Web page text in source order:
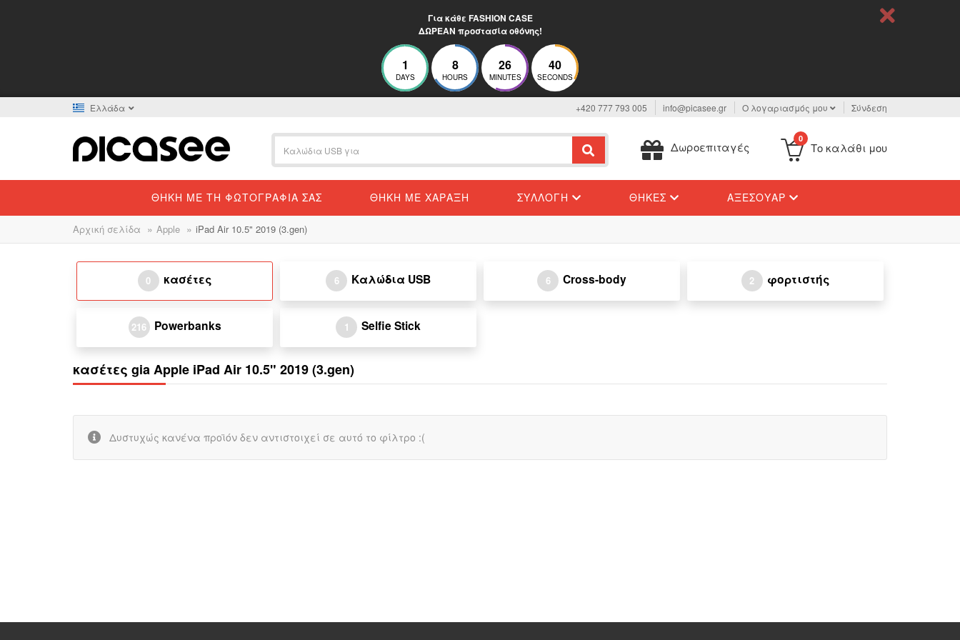
Για κάθε FASHION CASE
ΔΩΡΕΑΝ προστασία οθόνης!
1
DAYS
8
HOURS
26
MINUTES
40
SECONDS
Ελλάδα +420 777 793 005 info@picasee.gr Ο λογαριασμός μου Σύνδεση
Δωροεπιταγές
0
Το καλάθι μου
ΘΉΚΗ ΜΕ ΤΗ ΦΩΤΟΓΡΑΦΊΑ ΣΑΣ ΘΉΚΗ ΜΕ ΧΆΡΑΞΗ ΣΥΛΛΟΓΉ ΘΉΚΕΣ ΑΞΕΣΟΥΆΡ
Αρχική σελίδα » Apple » iPad Air 10.5" 2019 (3.gen)
0 κασέτες 6 Καλώδια USB 6 Cross-body 2 φορτιστής
216 Powerbanks 1 Selfie Stick
κασέτες gia Apple iPad Air 10.5" 2019 (3.gen)
Δυστυχώς κανένα προϊόν δεν αντιστοιχεί σε αυτό το φίλτρο :(